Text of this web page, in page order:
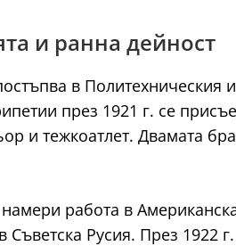
и ранна дейност
в Политехническия
през 1921 г. се
и тежкоатлет. Двамата
работа в
Съветска Русия. През